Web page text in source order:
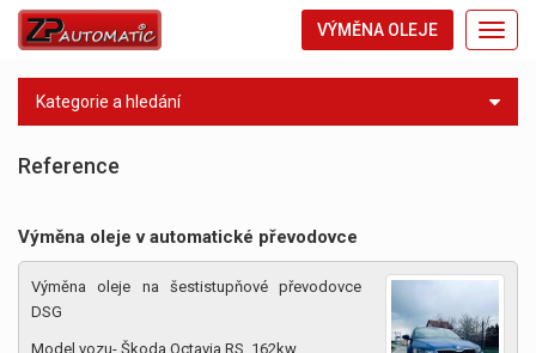
VÝMĚNA OLEJE
Kategorie a hledání
Reference
Výměna oleje v automatické převodovce
Výměna oleje na šestistupňové převodovce
DSG
Model vozu- Škoda Octavia RS, 162kw